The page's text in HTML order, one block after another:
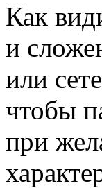
Как
и
или
чтобы
при